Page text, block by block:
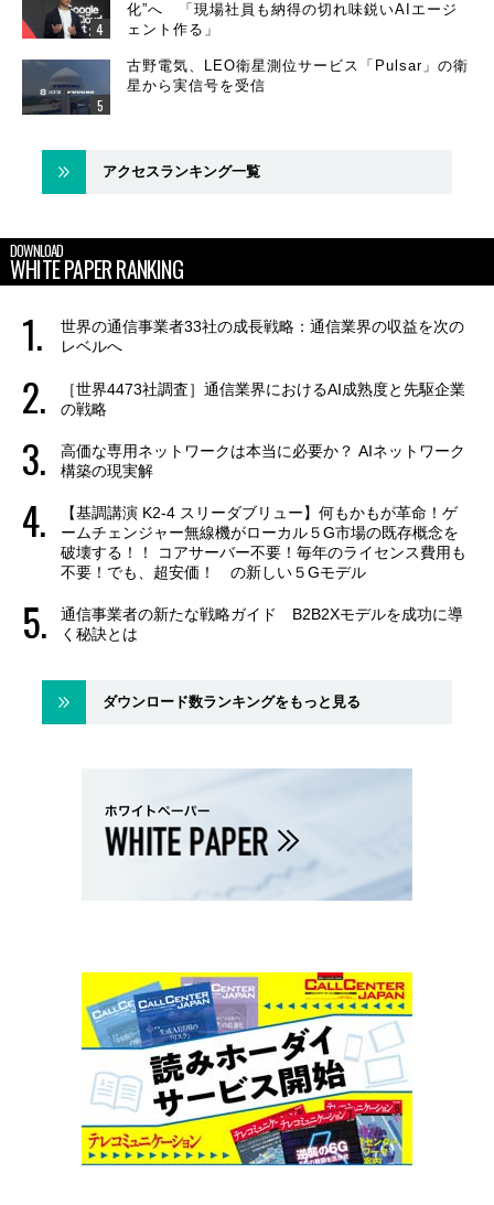
化”へ 「現場社員も納得の切れ味鋭いAIエージ
ェント作る」
古野電気、LEO衛星測位サービス「Pulsar」の衛
星から実信号を受信
アクセスランキング一覧
DOWNLOAD
WHITE PAPER RANKING
世界の通信事業者33社の成長戦略：通信業界の収益を次の
レベルへ
［世界4473社調査］通信業界におけるAI成熟度と先駆企業
の戦略
高価な専用ネットワークは本当に必要か？ AIネットワーク
構築の現実解
【基調講演 K2-4 スリーダブリュー】何もかもが革命！ゲ
ームチェンジャー無線機がローカル５G市場の既存概念を
破壊する！！ コアサーバー不要！毎年のライセンス費用も
不要！でも、超安価！ の新しい５Gモデル
通信事業者の新たな戦略ガイド B2B2Xモデルを成功に導
く秘訣とは
ダウンロード数ランキングをもっと見る